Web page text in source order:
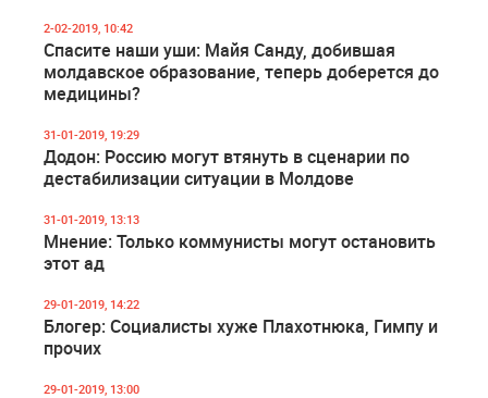
2-02-2019, 10:42
Спасите наши уши: Майя Санду, добившая
молдавское образование, теперь доберется до
медицины?
31-01-2019, 19:29
Додон: Россию могут втянуть в сценарии по
дестабилизации ситуации в Молдове
31-01-2019, 13:13
Мнение: Только коммунисты могут остановить
этот ад
29-01-2019, 14:22
Блогер: Социалисты хуже Плахотнюка, Гимпу и
прочих
29-01-2019, 13:00